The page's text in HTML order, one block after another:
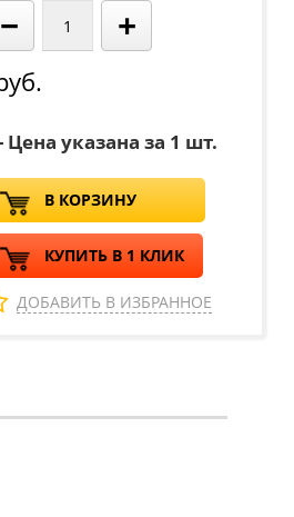
− +
Цена указана за 1 шт.
В КОРЗИНУ
КУПИТЬ В 1 КЛИК
ДОБАВИТЬ В ИЗБРАННОЕ